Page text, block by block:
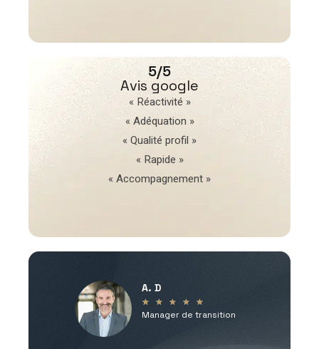
5/5
Avis google
« Réactivité »
« Adéquation »
« Qualité profil »
« Rapide »
« Accompagnement »
A. D
★ ★ ★ ★ ★
Manager de transition